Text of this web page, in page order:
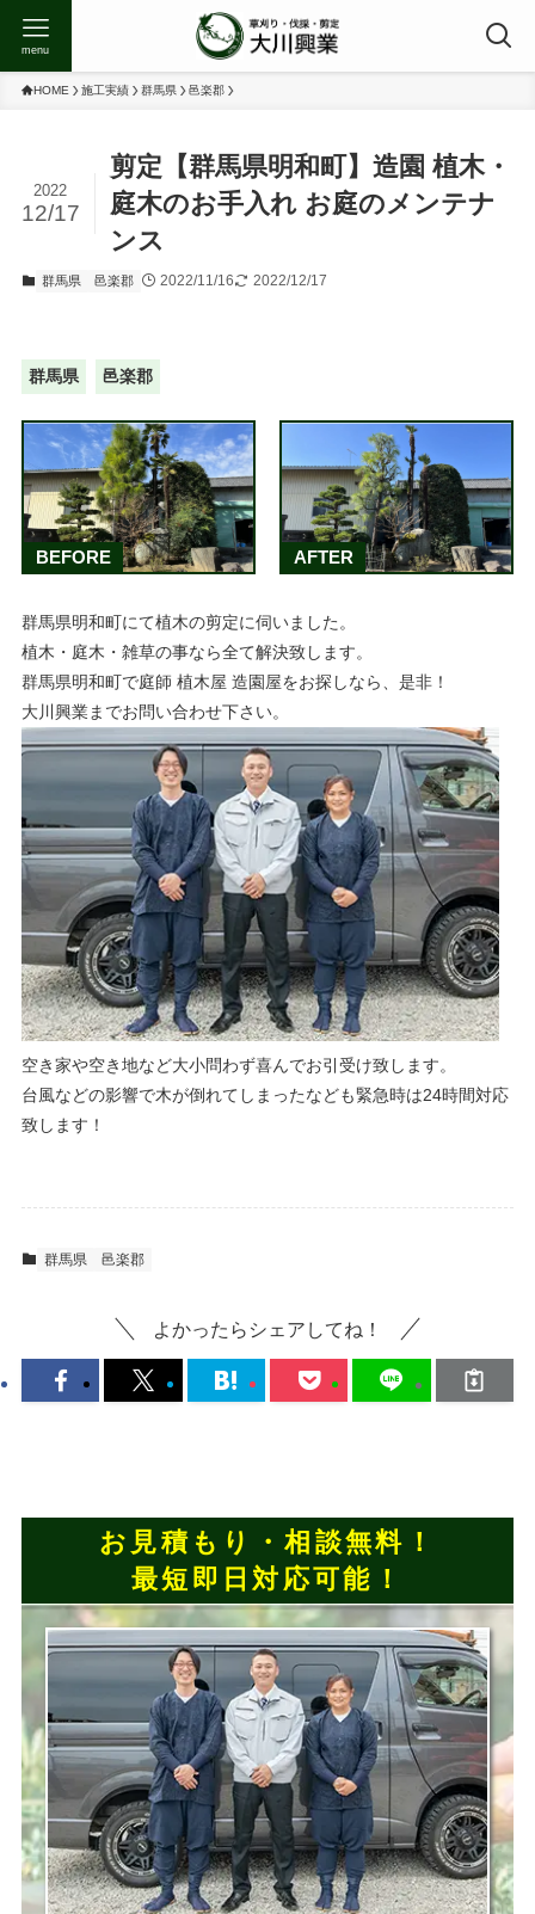
menu
HOME 施工実績 群馬県 邑楽郡
剪定【群馬県明和町】造園 植木・
庭木のお手入れ お庭のメンテナ
ンス
2022
12/17
群馬県 邑楽郡 2022/11/16 2022/12/17
群馬県 邑楽郡
BEFORE AFTER
群馬県明和町にて植木の剪定に伺いました。
植木・庭木・雑草の事なら全て解決致します。
群馬県明和町で庭師 植木屋 造園屋をお探しなら、是非！
大川興業までお問い合わせ下さい。
空き家や空き地など大小問わず喜んでお引受け致します。
台風などの影響で木が倒れてしまったなども緊急時は24時間対応
致します！
群馬県 邑楽郡
よかったらシェアしてね！
お見積もり・相談無料！
最短即日対応可能！